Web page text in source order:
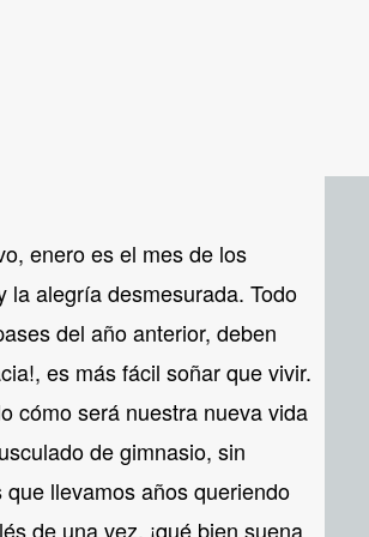
enero es el mes de los
la alegría desmesurada. Todo
del año anterior, deben
es más fácil soñar que vivir.
cómo será nuestra nueva vida
de gimnasio, sin
llevamos años queriendo
de una vez, ¡qué bien suena